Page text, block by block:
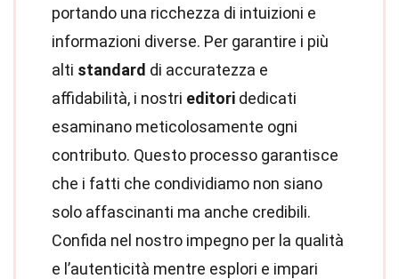
portando una ricchezza di intuizioni e
informazioni diverse. Per garantire i più
alti standard di accuratezza e
affidabilità, i nostri editori dedicati
esaminano meticolosamente ogni
contributo. Questo processo garantisce
che i fatti che condividiamo non siano
solo affascinanti ma anche credibili.
Confida nel nostro impegno per la qualità
e l’autenticità mentre esplori e impari